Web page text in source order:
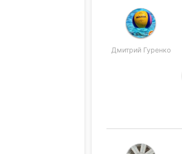
Дмитрий Гуренко